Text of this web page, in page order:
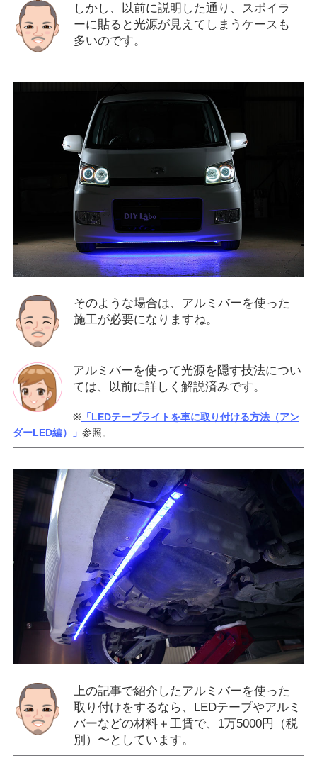
しかし、以前に説明した通り、スポイラ
ーに貼ると光源が見えてしまうケースも
多いのです。
そのような場合は、アルミバーを使った
施工が必要になりますね。
アルミバーを使って光源を隠す技法につい
ては、以前に詳しく解説済みです。
※ 「LEDテープライトを車に取り付ける方法（アン
ダーLED編）」 参照。
上の記事で紹介したアルミバーを使った
取り付けをするなら、LEDテープやアルミ
バーなどの材料＋工賃で、1万5000円（税
別）〜としています。